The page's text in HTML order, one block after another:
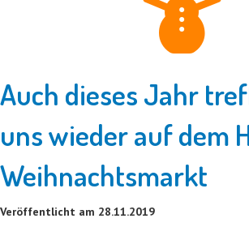
Auch dieses Jahr
uns wieder auf dem
Weihnachtsmarkt
Veröffentlicht am 28.11.2019